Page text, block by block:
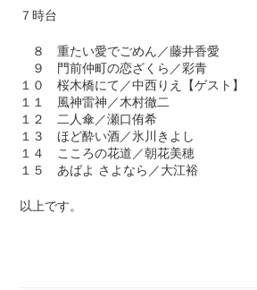
７時台
８ 重たい愛でごめん／藤井香愛
９ 門前仲町の恋ざくら／彩青
１０ 桜木橋にて／中西りえ【ゲスト】
１１ 風神雷神／木村徹二
１２ 二人傘／瀬口侑希
１３ ほど酔い酒／氷川きよし
１４ こころの花道／朝花美穂
１５ あばよ さよなら／大江裕
以上です。